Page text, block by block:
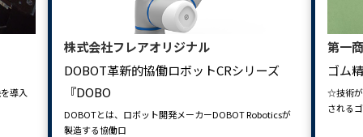
導入
株式会社フレアオリジナル
DOBOT革新的協働ロボットCRシリーズ
『DOBO
DOBOTとは、ロボット開発メーカーDOBOT Roboticsが
製造する協働ロ
第一
ゴム
☆技術
される